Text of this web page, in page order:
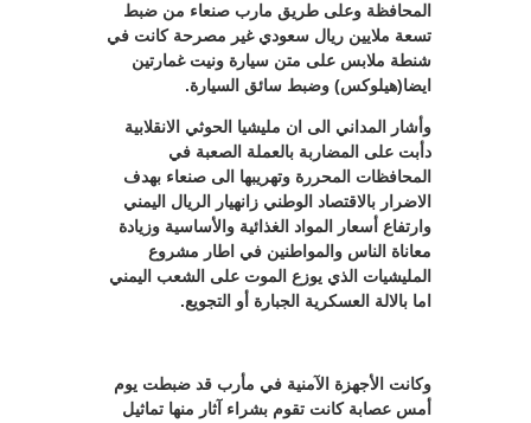
المحافظة وعلى طريق مارب صنعاء من ضبط
تسعة ملايين ريال سعودي غير مصرحة كانت في
شنطة ملابس على متن سيارة ونيت غمارتين
ايضا(هيلوكس) وضبط سائق السيارة.
وأشار المداني الى ان مليشيا الحوثي الانقلابية
دأبت على المضاربة بالعملة الصعبة في
المحافظات المحررة وتهريبها الى صنعاء بهدف
الاضرار بالاقتصاد الوطني زانهيار الريال اليمني
وارتفاع أسعار المواد الغذائية والأساسية وزيادة
معاناة الناس والمواطنين في اطار مشروع
المليشيات الذي يوزع الموت على الشعب اليمني
اما بالالة العسكرية الجبارة أو التجويع.
وكانت الأجهزة الآمنية في مأرب قد ضبطت يوم
أمس عصابة كانت تقوم بشراء آثار منها تماثيل